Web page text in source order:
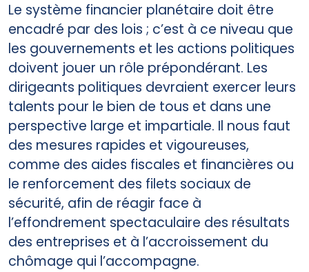
Le système financier planétaire doit être
encadré par des lois ; c’est à ce niveau que
les gouvernements et les actions politiques
doivent jouer un rôle prépondérant. Les
dirigeants politiques devraient exercer leurs
talents pour le bien de tous et dans une
perspective large et impartiale. Il nous faut
des mesures rapides et vigoureuses,
comme des aides fiscales et financières ou
le renforcement des filets sociaux de
sécurité, afin de réagir face à
l’effondrement spectaculaire des résultats
des entreprises et à l’accroissement du
chômage qui l’accompagne.